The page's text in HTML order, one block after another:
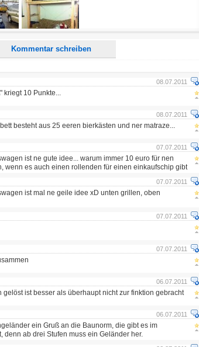
Kommentar schreiben
zu meinem Kommentar Antworten erscheinen.
auf dieser Seite weitere Kommentare erscheinen.
08.07.2011
kriegt 10 Punkte...
08.07.2011
besteht aus 25 eeren bierkästen und ner matraze...
07.07.2011
ist ne gute idee... warum immer 10 euro für nen
wenn es auch einen rollenden für einen einkaufschip gibt
07.07.2011
ist mal ne geile idee xD unten grillen, oben
07.07.2011
07.07.2011
06.07.2011
gelöst ist besser als überhaupt nicht zur finktion gebracht
06.07.2011
ein Gruß an die Baunorm, die gibt es im
denn ab drei Stufen muss ein Geländer her.